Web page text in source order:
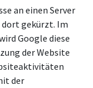
an einen Server
dort gekürzt. Im
Google diese
der Website
der